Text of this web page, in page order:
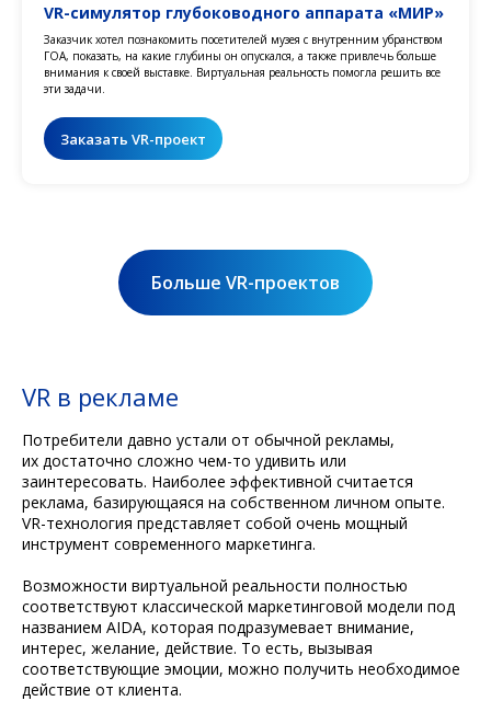
VR-симулятор глубоководного аппарата «МИР»
Заказчик хотел познакомить посетителей музея с внутренним убранством
ГОА, показать, на какие глубины он опускался, а также привлечь больше
внимания к своей выставке. Виртуальная реальность помогла решить все
эти задачи.
Заказать VR-проект
Больше VR-проектов
VR в рекламе
Потребители давно устали от обычной рекламы,
их достаточно сложно чем-то удивить или
заинтересовать. Наиболее эффективной считается
реклама, базирующаяся на собственном личном опыте.
VR-технология представляет собой очень мощный
инструмент современного маркетинга.
Возможности виртуальной реальности полностью
соответствуют классической маркетинговой модели под
названием AIDA, которая подразумевает внимание,
интерес, желание, действие. То есть, вызывая
соответствующие эмоции, можно получить необходимое
действие от клиента.